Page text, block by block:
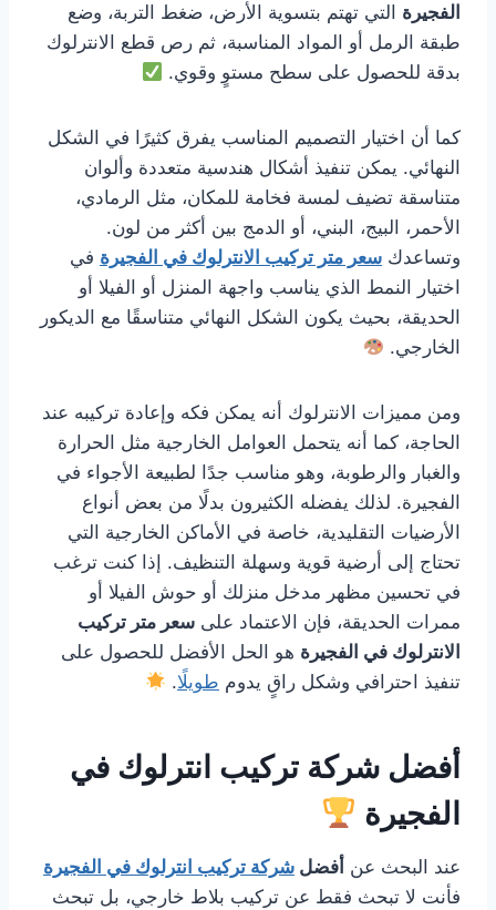
الفجيرة التي تهتم بتسوية الأرض، ضغط التربة، وضع
طبقة الرمل أو المواد المناسبة، ثم رص قطع الانترلوك
بدقة للحصول على سطح مستوٍ وقوي.
كما أن اختيار التصميم المناسب يفرق كثيرًا في الشكل
النهائي. يمكن تنفيذ أشكال هندسية متعددة وألوان
متناسقة تضيف لمسة فخامة للمكان، مثل الرمادي،
الأحمر، البيج، البني، أو الدمج بين أكثر من لون.
وتساعدك سعر متر تركيب الانترلوك في الفجيرة في
اختيار النمط الذي يناسب واجهة المنزل أو الفيلا أو
الحديقة، بحيث يكون الشكل النهائي متناسقًا مع الديكور
الخارجي.
ومن مميزات الانترلوك أنه يمكن فكه وإعادة تركيبه عند
الحاجة، كما أنه يتحمل العوامل الخارجية مثل الحرارة
والغبار والرطوبة، وهو مناسب جدًا لطبيعة الأجواء في
الفجيرة. لذلك يفضله الكثيرون بدلًا من بعض أنواع
الأرضيات التقليدية، خاصة في الأماكن الخارجية التي
تحتاج إلى أرضية قوية وسهلة التنظيف. إذا كنت ترغب
في تحسين مظهر مدخل منزلك أو حوش الفيلا أو
ممرات الحديقة، فإن الاعتماد على سعر متر تركيب
الانترلوك في الفجيرة هو الحل الأفضل للحصول على
تنفيذ احترافي وشكل راقٍ يدوم طويلًا.
أفضل شركة تركيب انترلوك في
الفجيرة
عند البحث عن أفضل شركة تركيب انترلوك في الفجيرة
فأنت لا تبحث فقط عن تركيب بلاط خارجي، بل تبحث